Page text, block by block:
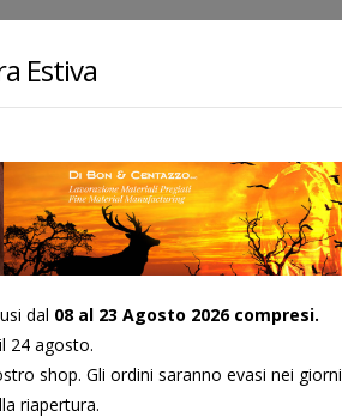
Estiva
dal 08 al 23 Agosto 2026 compresi.
24 agosto.
shop. Gli ordini saranno evasi nei giorni
riapertura.